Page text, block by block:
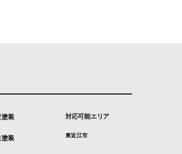
装
塗装
対応可能エリア
東近江市